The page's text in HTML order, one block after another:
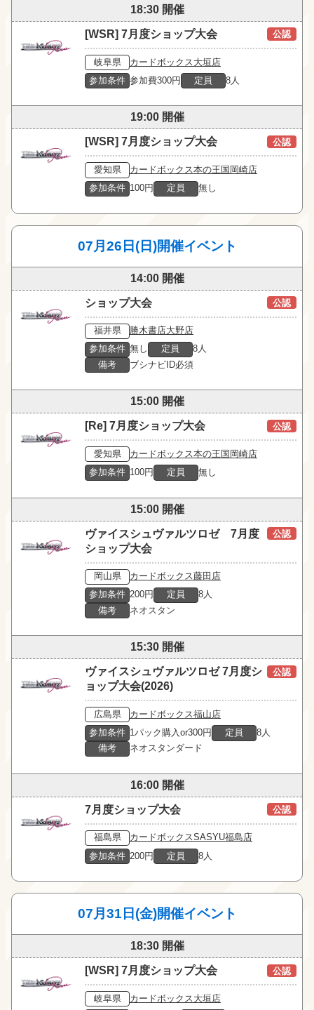
18:30 開催
[WSR] 7月度ショップ大会 公認
岐阜県
カードボックス大垣店
参加条件 参加費300円 定員 8人
19:00 開催
[WSR] 7月度ショップ大会 公認
愛知県
カードボックス本の王国岡崎店
参加条件 100円 定員 無し
07月26日(日)開催イベント
14:00 開催
ショップ大会 公認
福井県
勝木書店大野店
参加条件 無し 定員
8人
備考
ブシナビID必須
15:00 開催
[Re] 7月度ショップ大会 公認
愛知県
カードボックス本の王国岡崎店
参加条件 100円 定員 無し
15:00 開催
ヴァイスシュヴァルツロゼ 7月度
ショップ大会
公認
岡山県
カードボックス藤田店
参加条件 200円 定員
8人
備考
ネオスタン
15:30 開催
ヴァイスシュヴァルツロゼ 7月度シ
ョップ大会(2026)
公認
広島県
カードボックス福山店
参加条件 1パック購入or300円 定員
8人
備考
ネオスタンダード
16:00 開催
7月度ショップ大会 公認
福島県
カードボックスSASYU福島店
参加条件 200円 定員 8人
07月31日(金)開催イベント
18:30 開催
[WSR] 7月度ショップ大会 公認
岐阜県 カードボックス大垣店